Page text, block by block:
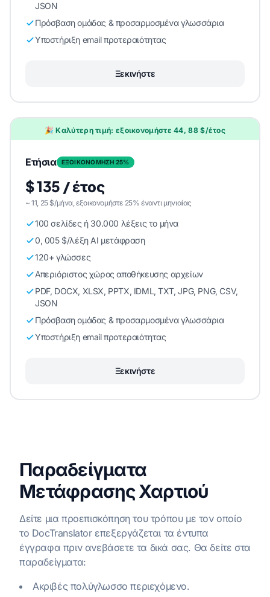
JSON
Πρόσβαση ομάδας & προσαρμοσμένα γλωσσάρια
Υποστήριξη email προτεραιότητας
Ξεκινήστε
🎉 Καλύτερη τιμή: εξοικονομήστε 44, 88 $/έτος
Ετήσια ΕΞΟΙΚΟΝΟΜΗΣΗ 25%
$ 135 / έτος
~ 11, 25 $/μήνα, εξοικονομήστε 25% έναντι μηνιαίας
100 σελίδες ή 30.000 λέξεις το μήνα
0, 005 $/λέξη AI μετάφραση
120+ γλώσσες
Απεριόριστος χώρος αποθήκευσης αρχείων
PDF, DOCX, XLSX, PPTX, IDML, TXT, JPG, PNG, CSV,
JSON
Πρόσβαση ομάδας & προσαρμοσμένα γλωσσάρια
Υποστήριξη email προτεραιότητας
Ξεκινήστε
Παραδείγματα
Μετάφρασης Χαρτιού
Δείτε μια προεπισκόπηση του τρόπου με τον οποίο
το DocTranslator επεξεργάζεται τα έντυπα
έγγραφα πριν ανεβάσετε τα δικά σας. Θα δείτε στα
παραδείγματα:
Ακριβές πολύγλωσσο περιεχόμενο.